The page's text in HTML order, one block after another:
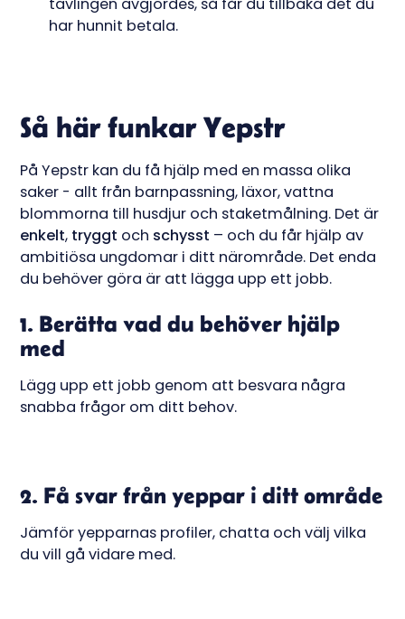
tävlingen avgjordes, så får du tillbaka det du
har hunnit betala.
Så här funkar Yepstr
På Yepstr kan du få hjälp med en massa olika
saker - allt från barnpassning, läxor, vattna
blommorna till husdjur och staketmålning. Det är
enkelt, tryggt och schysst – och du får hjälp av
ambitiösa ungdomar i ditt närområde. Det enda
du behöver göra är att lägga upp ett jobb.
1. Berätta vad du behöver hjälp
med
Lägg upp ett jobb genom att besvara några
snabba frågor om ditt behov.
2. Få svar från yeppar i ditt område
Jämför yepparnas profiler, chatta och välj vilka
du vill gå vidare med.